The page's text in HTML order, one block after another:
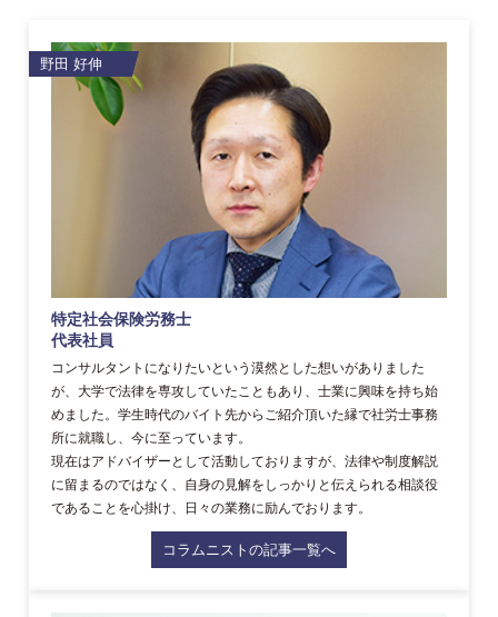
野田 好伸
特定社会保険労務士
代表社員
コンサルタントになりたいという漠然とした想いがありました
が、大学で法律を専攻していたこともあり、士業に興味を持ち始
めました。学生時代のバイト先からご紹介頂いた縁で社労士事務
所に就職し、今に至っています。
現在はアドバイザーとして活動しておりますが、法律や制度解説
に留まるのではなく、自身の見解をしっかりと伝えられる相談役
であることを心掛け、日々の業務に励んでおります。
コラムニストの記事一覧へ